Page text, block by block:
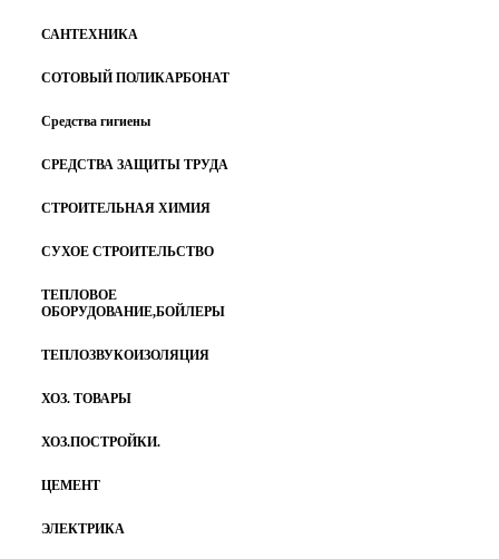
САНТЕХНИКА
СОТОВЫЙ ПОЛИКАРБОНАТ
Средства гигиены
СРЕДСТВА ЗАЩИТЫ ТРУДА
СТРОИТЕЛЬНАЯ ХИМИЯ
СУХОЕ СТРОИТЕЛЬСТВО
ТЕПЛОВОЕ
ОБОРУДОВАНИЕ,БОЙЛЕРЫ
ТЕПЛОЗВУКОИЗОЛЯЦИЯ
ХОЗ. ТОВАРЫ
ХОЗ.ПОСТРОЙКИ.
ЦЕМЕНТ
ЭЛЕКТРИКА